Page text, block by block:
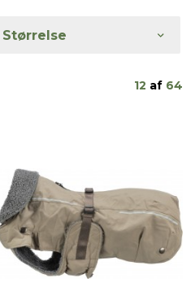
Størrelse
12 af 64